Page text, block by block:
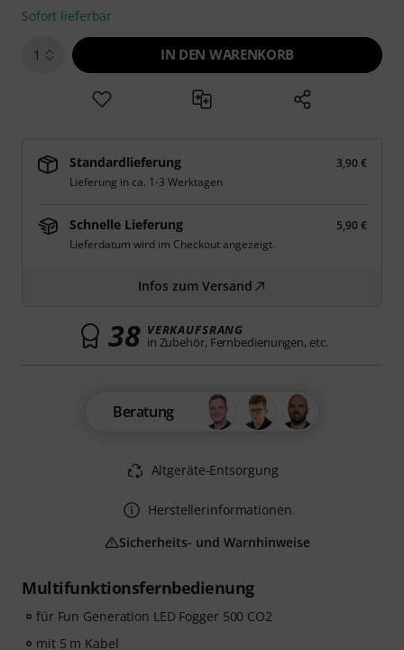
Multifunktionsfernbedienung
für Fun Generation LED Fogger 500 CO2
mit 5 m Kabel
Sofort lieferbar
1 IN DEN WARENKORB
Standardlieferung
3,90 €
Lieferung in ca. 1-3 Werktagen
Schnelle Lieferung
5,90 €
Lieferdatum wird im Checkout angezeigt.
Infos zum Versand
38 VERKAUFSRANG
in Zubehör, Fernbedienungen, etc.
Beratung
Altgeräte-Entsorgung
Herstellerinformationen
Sicherheits- und Warnhinweise